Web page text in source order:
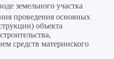
земельного участка
проведения основных
объекта
средств материнского